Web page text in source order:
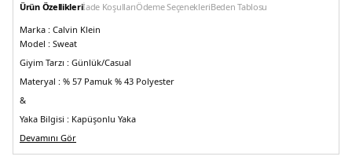
Ürün Özellikleriİade KoşullarıÖdeme SeçenekleriBeden Tablosu
Marka : Calvin Klein
Model : Sweat
Giyim Tarzı : Günlük/Casual
Materyal : % 57 Pamuk % 43 Polyester
&
Yaka Bilgisi : Kapüşonlu Yaka
&
Kol Bilgisi :Uzun Kol
Devamını Gör